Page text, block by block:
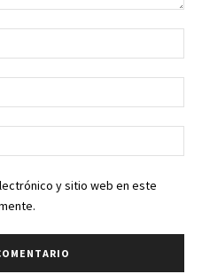
y sitio web en este